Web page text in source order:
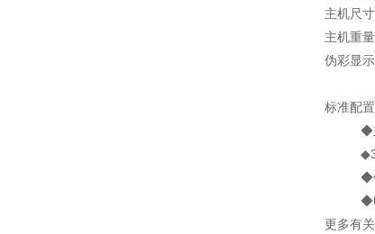
主机尺
主机重
伪彩显
标准配置
◆主机
◆使
◆电
更多有